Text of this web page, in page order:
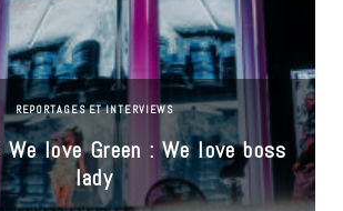
REPORTAGES ET INTERVIEWS
We love Green : We love boss
lady